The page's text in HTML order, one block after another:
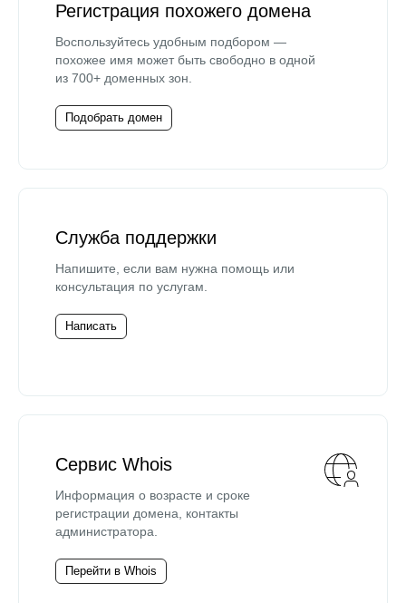
Регистрация похожего домена
Воспользуйтесь удобным подбором —
похожее имя может быть свободно в одной
из 700+ доменных зон.
Подобрать домен
Служба поддержки
Напишите, если вам нужна помощь или
консультация по услугам.
Написать
Сервис Whois
Информация о возрасте и сроке
регистрации домена, контакты
администратора.
Перейти в Whois